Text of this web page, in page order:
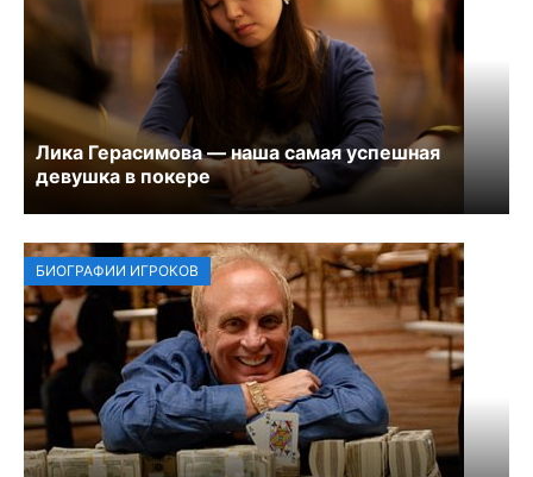
Лика Герасимова — наша самая успешная
девушка в покере
БИОГРАФИИ ИГРОКОВ